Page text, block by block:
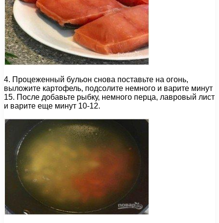
4. Процеженный бульон снова поставьте на огонь,
выложите картофель, подсолите немного и варите минут
15. После добавьте рыбку, немного перца, лавровый лист
и варите еще минут 10-12.